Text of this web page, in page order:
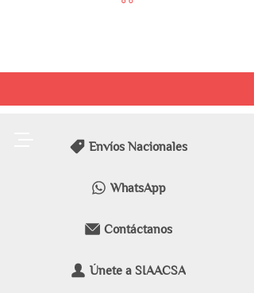
Envíos Nacionales
WhatsApp
Contáctanos
Únete a SIAACSA